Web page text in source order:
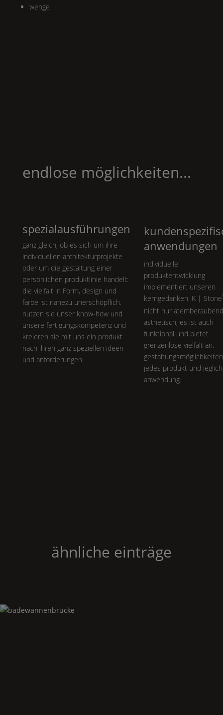
wenge
endlose möglichkeiten...
spezialausführungen
ganz gleich, ob es sich um ihre
individuellen architekturprojekte
oder um die gestaltung einer
persönlichen produktlinie handelt:
die vielfalt in Form, design und
farbe ist nahezu unerschöpflich.
nutzen sie unser know-how und
unsere fertigungskompetenz und
kreieren sie mit uns ein produkt
nach ihren ganz speziellen ideen
und anforderungen.
anwendungen
individuelle
produktentwicklung
implementiert unseren
kerngedanken. K | Stone
nicht nur atemberaubend
ästhetisch, es ist auch
funktional und bietet
grenzenlose vielfalt an.
jedes produkt und
anwendung.
ähnliche einträge